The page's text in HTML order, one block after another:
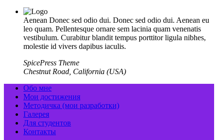
Aenean Donec sed odio dui. Donec sed odio dui. Aenean eu
leo quam. Pellentesque ornare sem lacinia quam venenatis
vestibulum. Curabitur blandit tempus porttitor ligula nibhes,
molestie id vivers dapibus iaculis.
SpicePress Theme
Chestnut Road, California (USA)
Обо мне
Мои достижения
Методичка (мои разработки)
Галерея
Для студентов
Контакты